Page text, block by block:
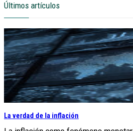
Últimos artículos
La verdad de la inflación